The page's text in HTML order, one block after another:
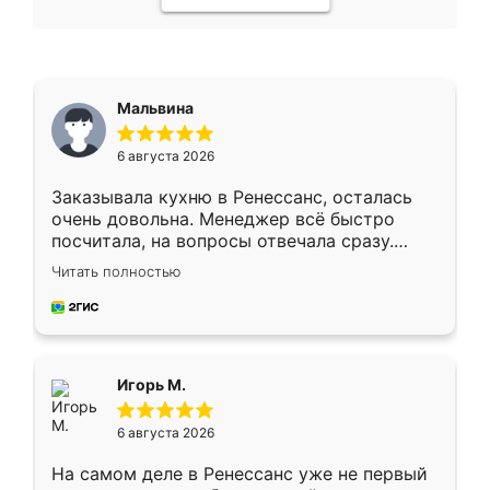
Мальвина
6 августа 2026
Заказывала кухню в Ренессанс, осталась
очень довольна. Менеджер всё быстро
посчитала, на вопросы отвечала сразу.
Замерщик приехал в субботу, подошёл к
делу со всей ответственностью. Собрали
за день, ребята работали аккуратно, даже
Читать полностью
Игорь М.
6 августа 2026
На самом деле в Ренессанс уже не первый